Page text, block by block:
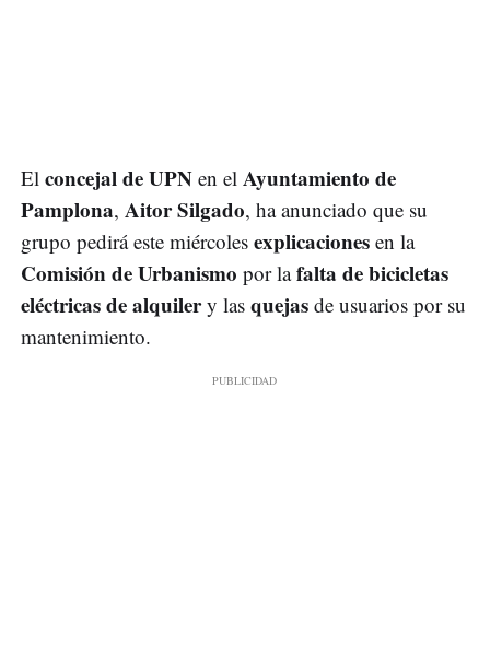
El concejal de UPN en el Ayuntamiento de
Pamplona, Aitor Silgado, ha anunciado que su
grupo pedirá este miércoles explicaciones en la
Comisión de Urbanismo por lafalta de bicicletas
eléctricas de alquilery las quejas de usuarios por su
mantenimiento.